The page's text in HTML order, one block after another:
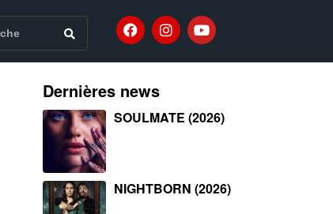
Dernières news
SOULMATE (2026)
NIGHTBORN (2026)